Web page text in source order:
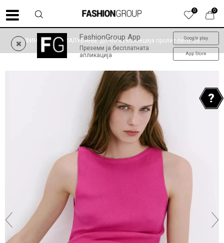
0
0
FashionGroup App
Преземи ја бесплатната
апликација
Google play
App Store
ФИНАЛНО НАМАЛУВАЊЕ до -60% | колекција пролет-лето '26